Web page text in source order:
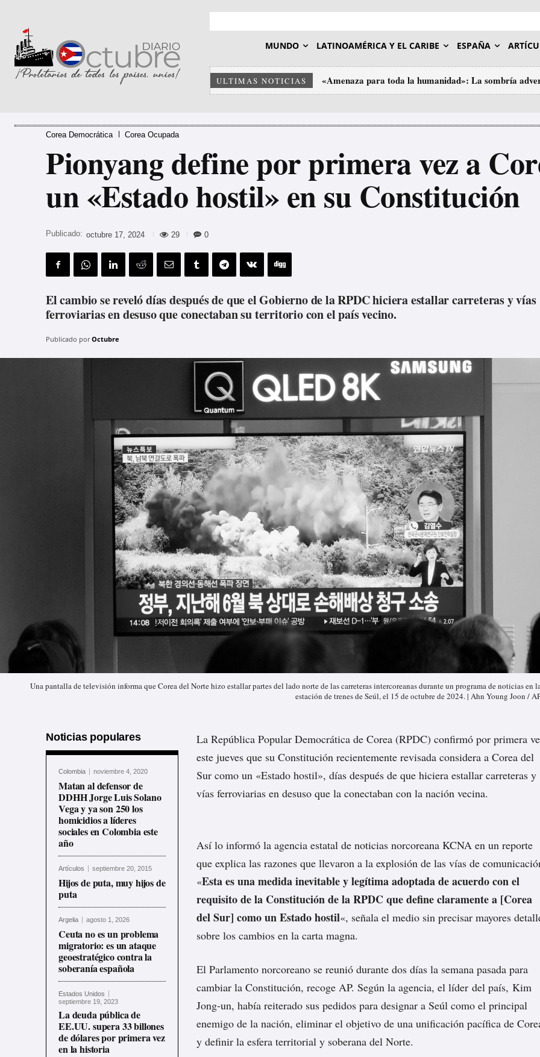
MUNDO LATINOAMÉRICA Y EL CARIBE ESPAÑA
ULTIMAS NOTICIAS «Amenaza para toda la humanidad»: La sombría
Corea Democrática Corea Ocupada
Pionyang define por primera vez a
un «Estado hostil» en su Constitución
Publicado: octubre 17, 2024 29 0
El cambio se reveló días después de que el Gobierno de la RPDC hiciera estallar carreteras y vías
ferroviarias en desuso que conectaban su territorio con el país vecino.
Publicado por Octubre
Una pantalla de televisión informa que Corea del Norte hizo estallar partes del lado norte de las carreteras intercoreanas durante un programa de noticias en
estación de trenes de Seúl, el 15 de octubre de 2024. | Ahn Young Joon /
Noticias populares
Colombia noviembre 4, 2020
Matan al defensor de
DDHH Jorge Luis Solano
Vega y ya son 250 los
homicidios a líderes
sociales en Colombia este
año
Artículos septiembre 20, 2015
Hijos de puta, muy hijos de
puta
Argelia agosto 1, 2026
Ceuta no es un problema
migratorio: es un ataque
geoestratégico contra la
soberanía española
Estados Unidos
septiembre 19, 2023
La deuda pública de
EE.UU. supera 33 billones
de dólares por primera vez
en la historia
La República Popular Democrática de Corea (RPDC) confirmó por primera
este jueves que su Constitución recientemente revisada considera a Corea del
Sur como un «Estado hostil», días después de que hiciera estallar carreteras y
vías ferroviarias en desuso que la conectaban con la nación vecina.
Así lo informó la agencia estatal de noticias norcoreana KCNA en un reporte
que explica las razones que llevaron a la explosión de las vías de
«Esta es una medida inevitable y legítima adoptada de acuerdo con el
requisito de la Constitución de la RPDC que define claramente a [Corea
del Sur] como un Estado hostil«, señala el medio sin precisar mayores
sobre los cambios en la carta magna.
El Parlamento norcoreano se reunió durante dos días la semana pasada para
cambiar la Constitución, recoge AP. Según la agencia, el líder del país, Kim
Jong-un, había reiterado sus pedidos para designar a Seúl como el principal
enemigo de la nación, eliminar el objetivo de una unificación pacífica de
y definir la esfera territorial y soberana del Norte.